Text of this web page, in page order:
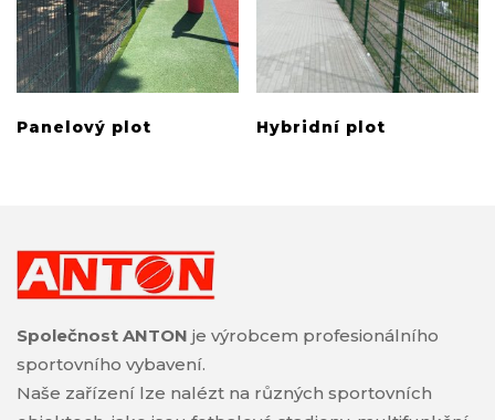
Panelový plot Hybridní plot
Společnost ANTON je výrobcem profesionálního
sportovního vybavení.
Naše zařízení lze nalézt na různých sportovních